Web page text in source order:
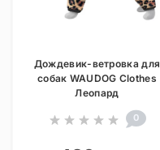
Дождевик-ветровка для
собак WAUDOG Clothes
Леопард
0